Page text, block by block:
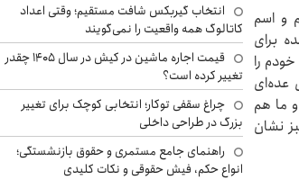
و اسم
برای
را
عده‌ای
ما هم
نشان
انتخاب گیربکس شافت مستقیم؛ وقتی اعداد
کاتالوگ همه واقعیت را نمی‌گویند
قیمت اجاره ماشین در کیش در سال ۱۴۰۵ چقدر
تغییر کرده است؟
چراغ سقفی توکار؛ انتخابی کوچک برای تغییر
بزرگ در طراحی داخلی
راهنمای جامع مستمری و حقوق بازنشستگی؛
انواع حکم، فیش حقوقی و نکات کلیدی